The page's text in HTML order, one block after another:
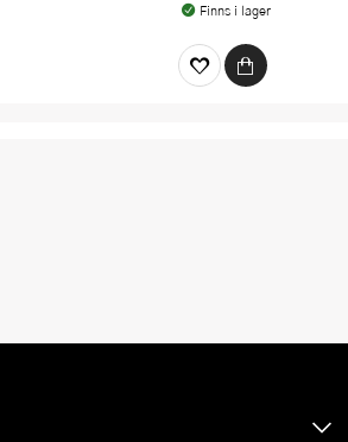
Finns i lager